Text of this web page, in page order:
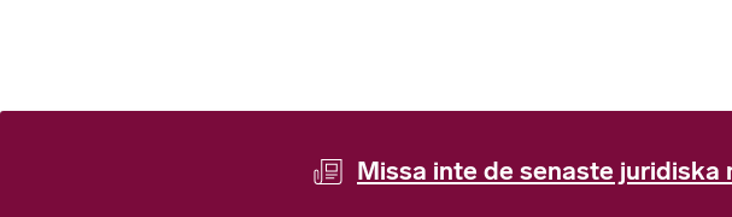
Missa inte de senaste